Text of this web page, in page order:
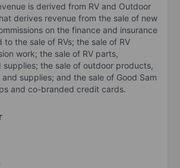
is derived from RV and Outdoor
derives revenue from the sale of new
on the finance and insurance
the sale of RVs; the sale of RV
work; the sale of RV parts,
supplies; the sale of outdoor products,
supplies; and the sale of Good Sam
and co-branded credit cards.